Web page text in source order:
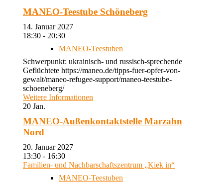
MANEO-Teestube Schöneberg
14. Januar 2027
18:30 - 20:30
MANEO-Teestuben
Schwerpunkt: ukrainisch- und russisch-sprechende
Geflüchtete https://maneo.de/tipps-fuer-opfer-von-
gewalt/maneo-refugee-support/maneo-teestube-
schoeneberg/
Weitere Informationen
20 Jan.
MANEO-Außenkontaktstelle Marzahn
Nord
20. Januar 2027
13:30 - 16:30
Familien- und Nachbarschaftszentrum „Kiek in“
MANEO-Teestuben